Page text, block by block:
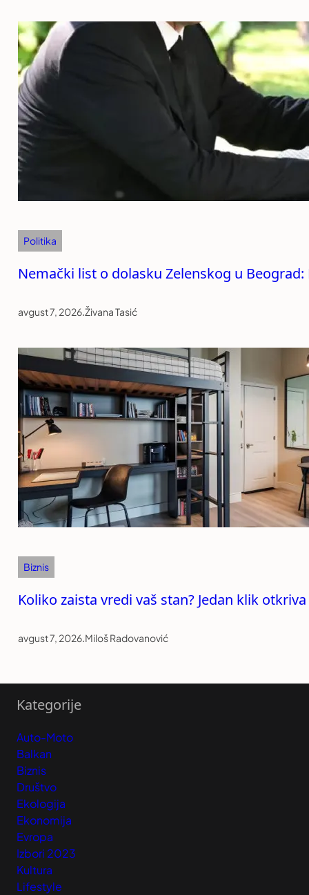
Politika
Nemački list o dolasku Zelenskog u
avgust 7, 2026.Živana Tasić
Biznis
Koliko zaista vredi vaš stan? Jedan klik
avgust 7, 2026.Miloš Radovanović
Kategorije
Auto-Moto
Balkan
Biznis
Društvo
Ekologija
Ekonomija
Evropa
Izbori 2023
Kultura
Lifestyle